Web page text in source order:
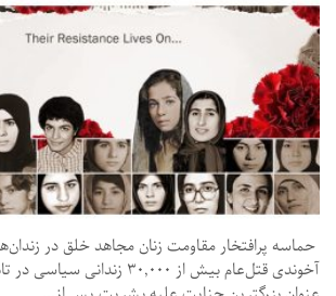
حماسه پرافتخار مقاومت زنان مجاهد خلق در